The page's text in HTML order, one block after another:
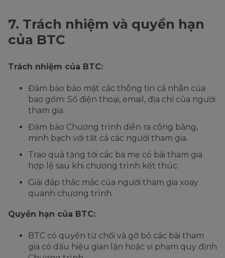
7. Trách nhiệm và quyền hạn
của BTC
Trách nhiệm của BTC:
Đảm bảo bảo mật các thông tin cá nhân của
bao gồm: Số điện thoại, email, địa chỉ của người
tham gia.
Đảm bảo Chương trình diễn ra công bằng,
minh bạch với tất cả các người tham gia.
Trao quà tặng tới các ba mẹ có bài tham gia
hợp lệ sau khi chương trình kết thúc.
Giải đáp thắc mắc của người tham gia xoay
quanh chương trình.
Quyền hạn của BTC:
BTC có quyền từ chối và gỡ bỏ các bài tham
gia có dấu hiệu gian lận hoặc vi phạm quy định